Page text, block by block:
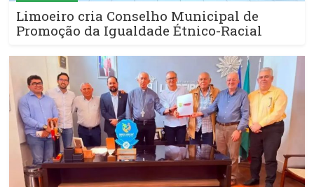
Limoeiro cria Conselho Municipal de
Promoção da Igualdade Étnico-Racial